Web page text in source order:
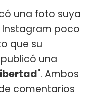
una foto suya
Instagram poco
que su
una
". Ambos
comentarios